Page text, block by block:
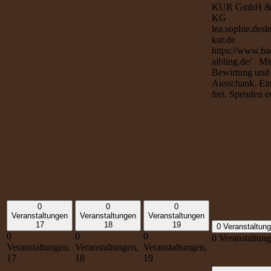
KUR GmbH
KG
kur.de
https://
aibling.de/
Bewirtung und
Ausschank.
frei, Spenden
0
Veranstaltungen
17
0
Veranstaltungen,
17
0
Veranstaltungen
18
0
Veranstaltungen,
18
0
Veranstaltungen
19
0
Veranstaltungen,
19
0
0